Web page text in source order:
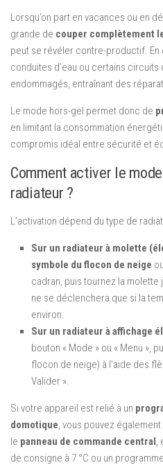
Lorsqu’on part en vacances ou en
grande de couper complètement
peut se révéler contre-productif.
conduites d’eau ou certains
endommagés, entraînant des
Le mode hors-gel permet donc de
en limitant la consommation
compromis idéal entre sécurité et
Comment activer le
radiateur ?
L’activation dépend du type de
Sur un radiateur à molette
symbole du flocon de neige
cadran, puis tournez la
ne se déclenchera que si la
environ.
Sur un radiateur à affichage
bouton « Mode » ou « Menu »,
flocon de neige) à l’aide des
Valider ».
Si votre appareil est relié à un
domotique, vous pouvez
le panneau de commande central,
de consigne à 7 °C ou un